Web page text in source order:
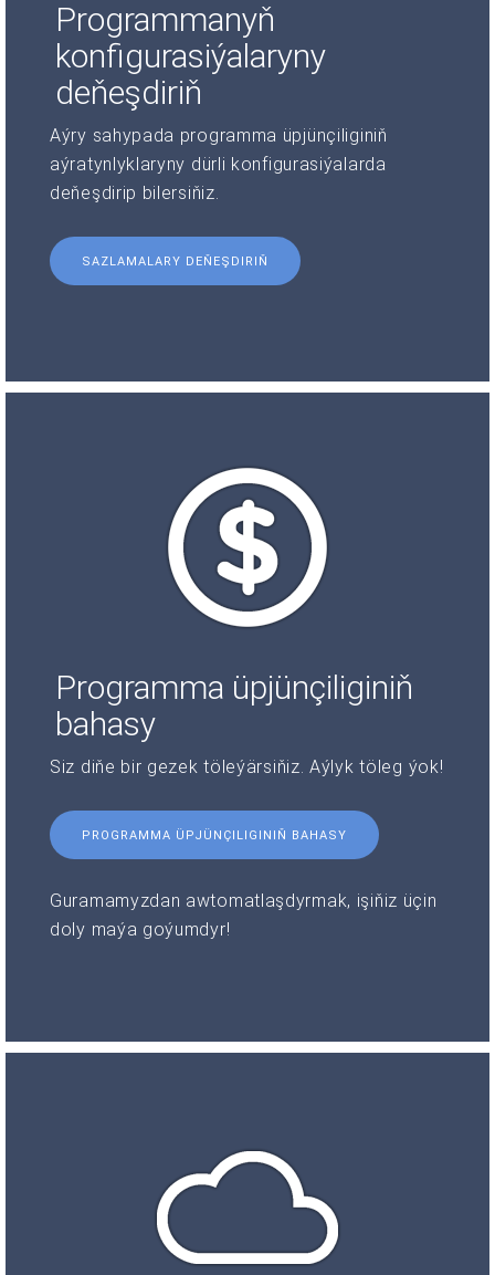
Programmanyň
konfigurasiýalaryny
deňeşdiriň
Aýry sahypada programma üpjünçiliginiň
aýratynlyklaryny dürli konfigurasiýalarda
deňeşdirip bilersiňiz.
SAZLAMALARY DEŇEŞDIRIŇ
Programma üpjünçiliginiň
bahasy
Siz diňe bir gezek töleýärsiňiz. Aýlyk töleg ýok!
PROGRAMMA ÜPJÜNÇILIGINIŇ BAHASY
Guramamyzdan awtomatlaşdyrmak, işiňiz üçin
doly maýa goýumdyr!